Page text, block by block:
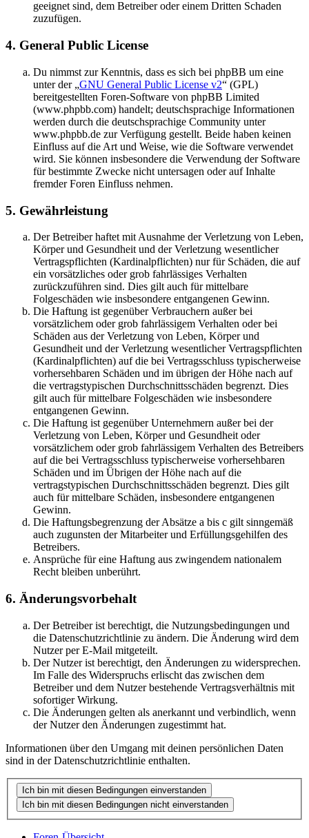
geeignet sind, dem Betreiber oder einem Dritten Schaden
zuzufügen.
4. General Public License
Du nimmst zur Kenntnis, dass es sich bei phpBB um eine
unter der „GNU General Public License v2“ (GPL)
bereitgestellten Foren-Software von phpBB Limited
(www.phpbb.com) handelt; deutschsprachige Informationen
werden durch die deutschsprachige Community unter
www.phpbb.de zur Verfügung gestellt. Beide haben keinen
Einfluss auf die Art und Weise, wie die Software verwendet
wird. Sie können insbesondere die Verwendung der Software
für bestimmte Zwecke nicht untersagen oder auf Inhalte
fremder Foren Einfluss nehmen.
5. Gewährleistung
Der Betreiber haftet mit Ausnahme der Verletzung von Leben,
Körper und Gesundheit und der Verletzung wesentlicher
Vertragspflichten (Kardinalpflichten) nur für Schäden, die auf
ein vorsätzliches oder grob fahrlässiges Verhalten
zurückzuführen sind. Dies gilt auch für mittelbare
Folgeschäden wie insbesondere entgangenen Gewinn.
Die Haftung ist gegenüber Verbrauchern außer bei
vorsätzlichem oder grob fahrlässigem Verhalten oder bei
Schäden aus der Verletzung von Leben, Körper und
Gesundheit und der Verletzung wesentlicher Vertragspflichten
(Kardinalpflichten) auf die bei Vertragsschluss typischerweise
vorhersehbaren Schäden und im übrigen der Höhe nach auf
die vertragstypischen Durchschnittsschäden begrenzt. Dies
gilt auch für mittelbare Folgeschäden wie insbesondere
entgangenen Gewinn.
Die Haftung ist gegenüber Unternehmern außer bei der
Verletzung von Leben, Körper und Gesundheit oder
vorsätzlichem oder grob fahrlässigem Verhalten des Betreibers
auf die bei Vertragsschluss typischerweise vorhersehbaren
Schäden und im Übrigen der Höhe nach auf die
vertragstypischen Durchschnittsschäden begrenzt. Dies gilt
auch für mittelbare Schäden, insbesondere entgangenen
Gewinn.
Die Haftungsbegrenzung der Absätze a bis c gilt sinngemäß
auch zugunsten der Mitarbeiter und Erfüllungsgehilfen des
Betreibers.
Ansprüche für eine Haftung aus zwingendem nationalem
Recht bleiben unberührt.
6. Änderungsvorbehalt
Der Betreiber ist berechtigt, die Nutzungsbedingungen und
die Datenschutzrichtlinie zu ändern. Die Änderung wird dem
Nutzer per E-Mail mitgeteilt.
Der Nutzer ist berechtigt, den Änderungen zu widersprechen.
Im Falle des Widerspruchs erlischt das zwischen dem
Betreiber und dem Nutzer bestehende Vertragsverhältnis mit
sofortiger Wirkung.
Die Änderungen gelten als anerkannt und verbindlich, wenn
der Nutzer den Änderungen zugestimmt hat.
Informationen über den Umgang mit deinen persönlichen Daten
sind in der Datenschutzrichtlinie enthalten.